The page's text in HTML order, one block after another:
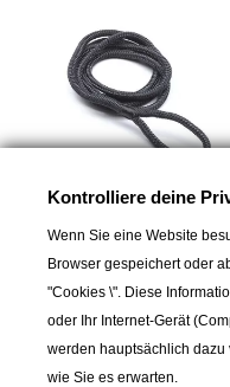
TREM
Fender Linie Ø8 mm, 1.5 m
5,60 CHF
Kontrolliere deine
Wenn Sie eine Website
Browser gespeichert oder
"Cookies \". Diese
oder Ihr Internet-Gerät
werden hauptsächlich dazu
wie Sie es erwarten.